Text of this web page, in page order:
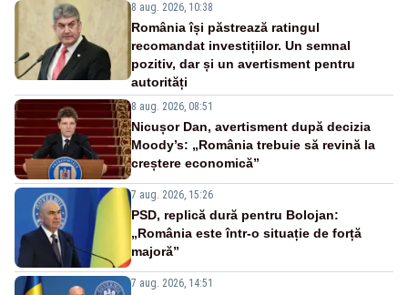
8 aug. 2026, 10:38
România își păstrează ratingul
recomandat investițiilor. Un semnal
pozitiv, dar și un avertisment pentru
autorități
8 aug. 2026, 08:51
Nicușor Dan, avertisment după decizia
Moody’s: „România trebuie să revină la
creștere economică”
7 aug. 2026, 15:26
PSD, replică dură pentru Bolojan:
„România este într-o situație de forță
majoră”
7 aug. 2026, 14:51